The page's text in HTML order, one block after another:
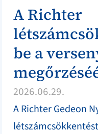
A Richter
be a
2026.06.29.
A Richter Gedeon